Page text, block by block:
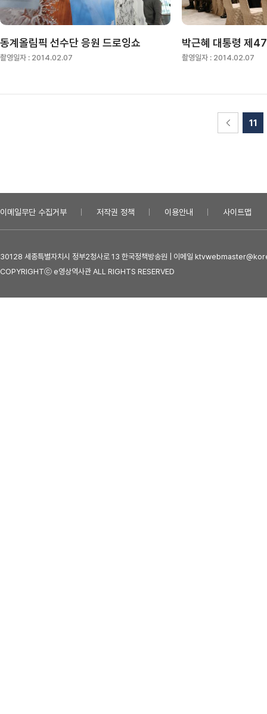
동계올림픽 선수단 응원 드로잉쇼
촬영일자 : 2014.02.07 촬영일자 : 2014.02.07
11
이메일무단 수집거부 저작권 정책 이용안내 사이트맵
30128 세종특별자치시 정부2청사로 13 한국정책방송원 | 이메일
COPYRIGHTⓒ e영상역사관 ALL RIGHTS RESERVED